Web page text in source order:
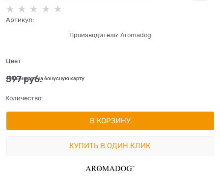
Артикул:
Производитель: Aromadog
Цвет
597 руб.
+18 бонусов на бонусную карту
Количество:
В КОРЗИНУ
КУПИТЬ В ОДИН КЛИК